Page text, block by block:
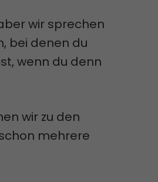
wir sprechen
bei denen du
wenn du denn
wir zu den
mehrere